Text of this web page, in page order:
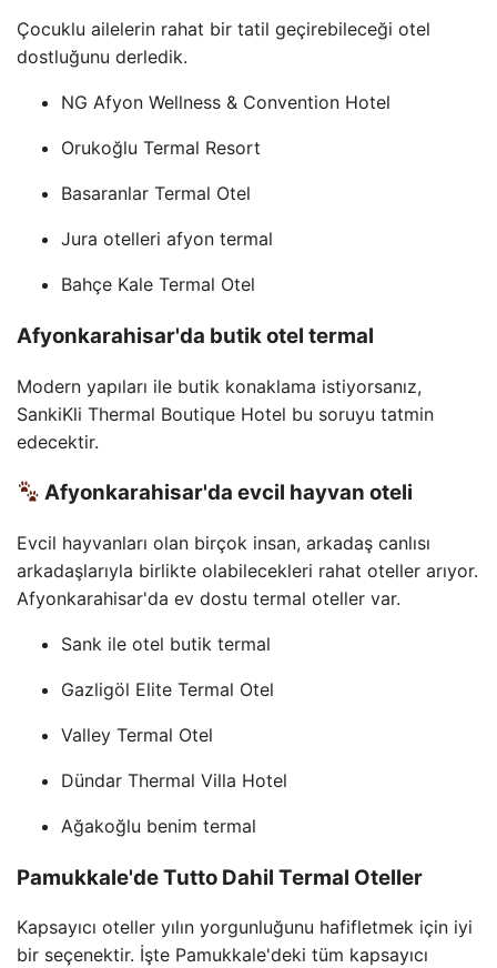
Çocuklu ailelerin rahat bir tatil geçirebileceği otel
dostluğunu derledik.
NG Afyon Wellness & Convention Hotel
Orukoğlu Termal Resort
Basaranlar Termal Otel
Jura otelleri afyon termal
Bahçe Kale Termal Otel
Afyonkarahisar'da butik otel termal
Modern yapıları ile butik konaklama istiyorsanız,
SankiKli Thermal Boutique Hotel bu soruyu tatmin
edecektir.
Afyonkarahisar'da evcil hayvan oteli
Evcil hayvanları olan birçok insan, arkadaş canlısı
arkadaşlarıyla birlikte olabilecekleri rahat oteller arıyor.
Afyonkarahisar'da ev dostu termal oteller var.
Sank ile otel butik termal
Gazligöl Elite Termal Otel
Valley Termal Otel
Dündar Thermal Villa Hotel
Ağakoğlu benim termal
Pamukkale'de Tutto Dahil Termal Oteller
Kapsayıcı oteller yılın yorgunluğunu hafifletmek için iyi
bir seçenektir. İşte Pamukkale'deki tüm kapsayıcı